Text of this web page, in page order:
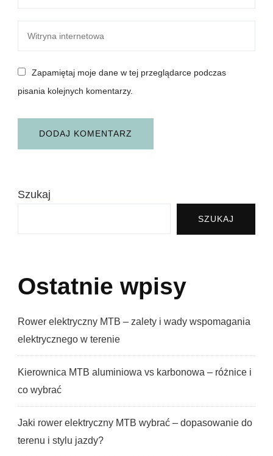
Zapamiętaj moje dane w tej przeglądarce podczas
pisania kolejnych komentarzy.
Szukaj
SZUKAJ
Ostatnie wpisy
Rower elektryczny MTB – zalety i wady wspomagania
elektrycznego w terenie
Kierownica MTB aluminiowa vs karbonowa – różnice i
co wybrać
Jaki rower elektryczny MTB wybrać – dopasowanie do
terenu i stylu jazdy?